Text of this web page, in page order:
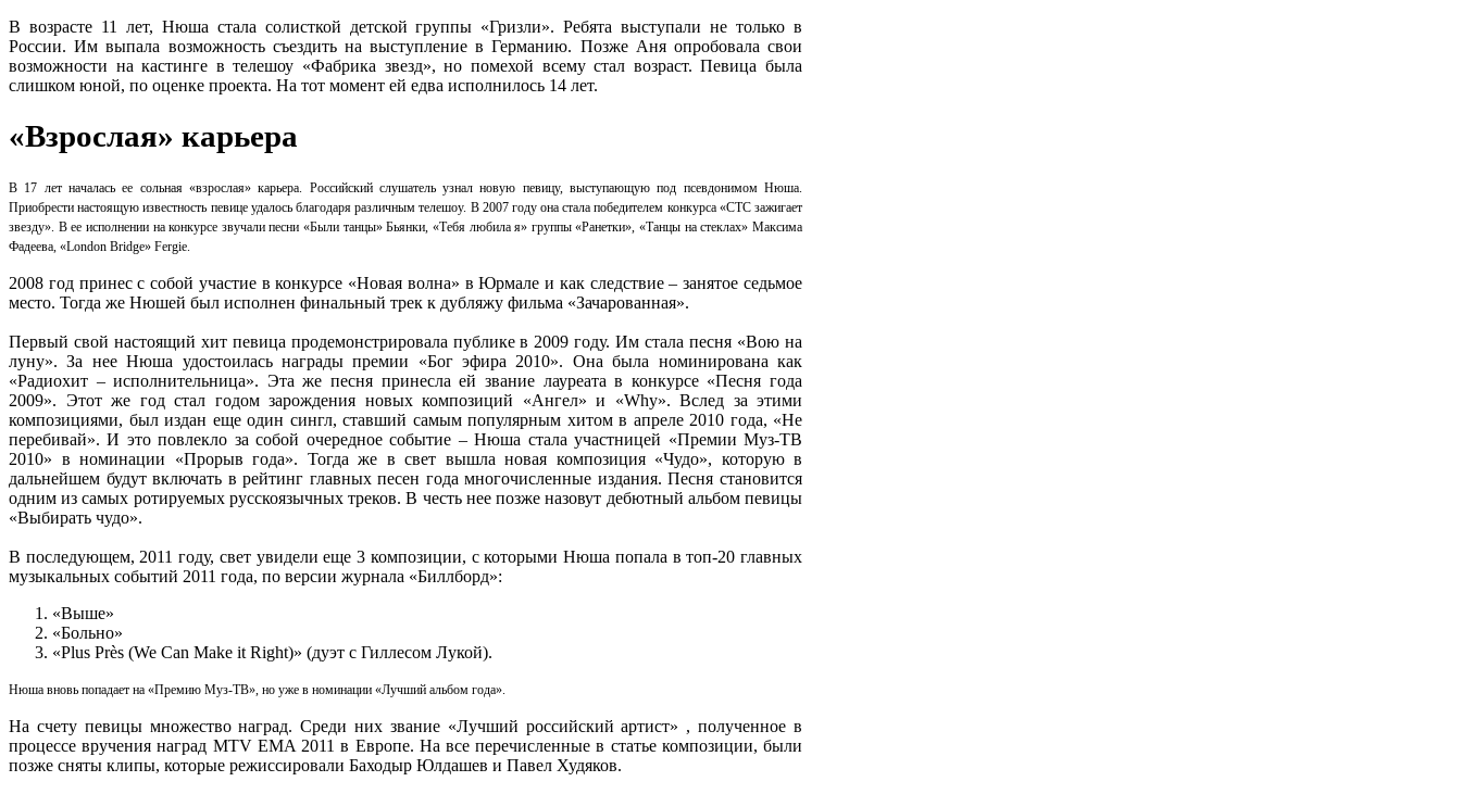
В возрасте 11 лет, Нюша стала солисткой детской группы «Гризли». Ребята выступали не только в
России. Им выпала возможность съездить на выступление в Германию. Позже Аня опробовала свои
возможности на кастинге в телешоу «Фабрика звезд», но помехой всему стал возраст. Певица была
слишком юной, по оценке проекта. На тот момент ей едва исполнилось 14 лет.
«Взрослая» карьера
В 17 лет началась ее сольная «взрослая» карьера. Российский слушатель узнал новую певицу, выступающую под псевдонимом Нюша.
Приобрести настоящую известность певице удалось благодаря различным телешоу. В 2007 году она стала победителем конкурса «СТС зажигает
звезду». В ее исполнении на конкурсе звучали песни «Были танцы» Бьянки, «Тебя любила я» группы «Ранетки», «Танцы на стеклах» Максима
Фадеева, «London Bridge» Fergiе.
2008 год принес с собой участие в конкурсе «Новая волна» в Юрмале и как следствие – занятое седьмое
место. Тогда же Нюшей был исполнен финальный трек к дубляжу фильма «Зачарованная».
Первый свой настоящий хит певица продемонстрировала публике в 2009 году. Им стала песня «Вою на
луну». За нее Нюша удостоилась награды премии «Бог эфира 2010». Она была номинирована как
«Радиохит – исполнительница». Эта же песня принесла ей звание лауреата в конкурсе «Песня года
2009». Этот же год стал годом зарождения новых композиций «Ангел» и «Why». Вслед за этими
композициями, был издан еще один сингл, ставший самым популярным хитом в апреле 2010 года, «Не
перебивай». И это повлекло за собой очередное событие – Нюша стала участницей «Премии Муз-ТВ
2010» в номинации «Прорыв года». Тогда же в свет вышла новая композиция «Чудо», которую в
дальнейшем будут включать в рейтинг главных песен года многочисленные издания. Песня становится
одним из самых ротируемых русскоязычных треков. В честь нее позже назовут дебютный альбом певицы
«Выбирать чудо».
В последующем, 2011 году, свет увидели еще 3 композиции, с которыми Нюша попала в топ-20 главных
музыкальных событий 2011 года, по версии журнала «Биллборд»:
«Выше»
«Больно»
«Plus Près (We Can Make it Right)» (дуэт с Гиллесом Лукой).
Нюша вновь попадает на «Премию Муз-ТВ», но уже в номинации «Лучший альбом года».
На счету певицы множество наград. Среди них звание «Лучший российский артист» , полученное в
процессе вручения наград MTV EMA 2011 в Европе. На все перечисленные в статье композиции, были
позже сняты клипы, которые режиссировали Баходыр Юлдашев и Павел Худяков.